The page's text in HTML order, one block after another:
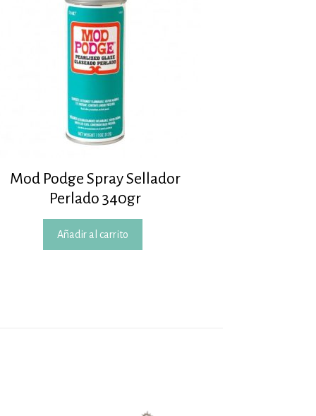
Mod Podge Spray Sellador
Perlado 340gr
Añadir al carrito